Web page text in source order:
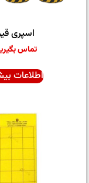
اسپری قیر
تماس بگیرید
اطلاعات بیشتر